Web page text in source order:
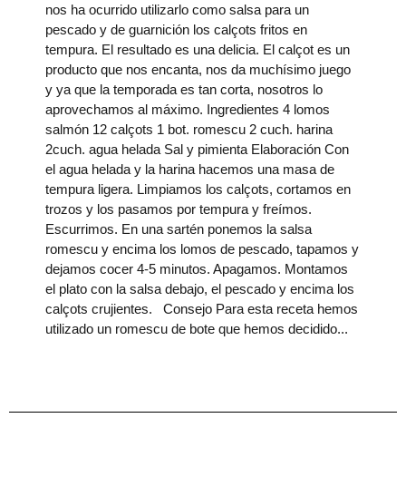
nos ha ocurrido utilizarlo como salsa para un
pescado y de guarnición los calçots fritos en
tempura. El resultado es una delicia. El calçot es un
producto que nos encanta, nos da muchísimo juego
y ya que la temporada es tan corta, nosotros lo
aprovechamos al máximo. Ingredientes 4 lomos
salmón 12 calçots 1 bot. romescu 2 cuch. harina
2cuch. agua helada Sal y pimienta Elaboración Con
el agua helada y la harina hacemos una masa de
tempura ligera. Limpiamos los calçots, cortamos en
trozos y los pasamos por tempura y freímos.
Escurrimos. En una sartén ponemos la salsa
romescu y encima los lomos de pescado, tapamos y
dejamos cocer 4-5 minutos. Apagamos. Montamos
el plato con la salsa debajo, el pescado y encima los
calçots crujientes. Consejo Para esta receta hemos
utilizado un romescu de bote que hemos decidido